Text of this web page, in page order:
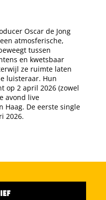
Oscar de Jong
atmosferische,
tussen
en kwetsbaar
ze ruimte laten
luisteraar. Hun
op 2 april 2026 (zowel
avond live
Haag. De eerste single
2026.